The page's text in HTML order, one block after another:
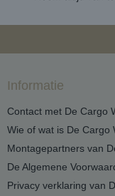
Informatie
Contact met De Cargo
Wie of wat is De Cargo
Montagepartners van
De Algemene
Privacy verklaring van